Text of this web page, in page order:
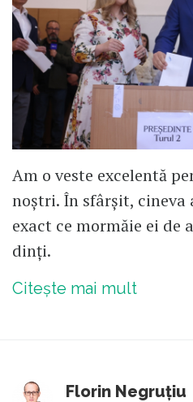
Am o veste excelentă
noștri. În sfârșit, cineva
exact ce mormăie ei de
dinți.
Citește mai mult
Florin Negruțiu